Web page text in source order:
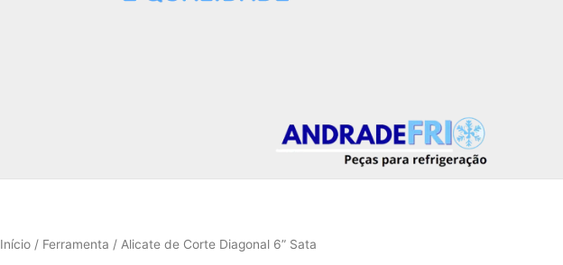
Início / Ferramenta / Alicate de Corte Diagonal 6” Sata